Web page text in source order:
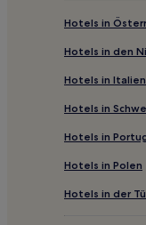
Hotels
Hotels
Fiuminata
Santa Lucia
Isola Hotels
Hotels in
Hotels in den
Hotels in Italien
Hotels in
Hotels in
Hotels in Polen
Hotels in der